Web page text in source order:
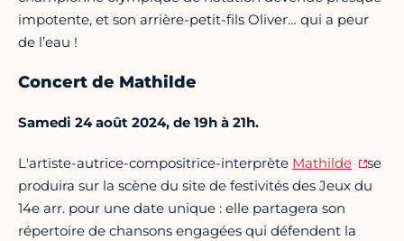
impotente, et son arrière-petit-fils Oliver… qui a peur
de l’eau !
Concert de Mathilde
Samedi 24 août 2024, de 19h à 21h.
L'artiste-autrice-compositrice-interprète Mathilde
se
produira sur la scène du site de festivités des Jeux du
14e arr. pour une date unique : elle partagera son
répertoire de chansons engagées qui défendent la